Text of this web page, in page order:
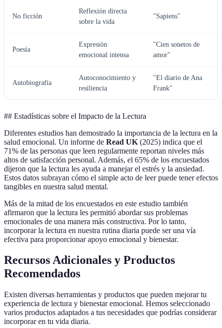
No ficción
Reflexión directa
sobre la vida
"Sapiens"
Poesía
Expresión
emocional intensa
"Cien sonetos de
amor"
Autobiografía
Autoconocimiento y
resiliencia
"El diario de Ana
Frank"
## Estadísticas sobre el Impacto de la Lectura
Diferentes estudios han demostrado la importancia de la lectura en la
salud emocional. Un informe de Read UK (2025) indica que el
71% de las personas que leen regularmente reportan niveles más
altos de satisfacción personal. Además, el 65% de los encuestados
dijeron que la lectura les ayuda a manejar el estrés y la ansiedad.
Estos datos subrayan cómo el simple acto de leer puede tener efectos
tangibles en nuestra salud mental.
Más de la mitad de los encuestados en este estudio también
afirmaron que la lectura les permitió abordar sus problemas
emocionales de una manera más constructiva. Por lo tanto,
incorporar la lectura en nuestra rutina diaria puede ser una vía
efectiva para proporcionar apoyo emocional y bienestar.
Recursos Adicionales y Productos
Recomendados
Existen diversas herramientas y productos que pueden mejorar tu
experiencia de lectura y bienestar emocional. Hemos seleccionado
varios productos adaptados a tus necesidades que podrías considerar
incorporar en tu vida diaria.